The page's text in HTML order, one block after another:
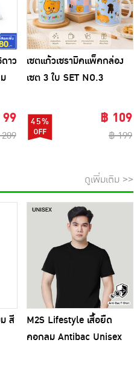
าว
เซตแก้วเซรามิคแพ็คกล่อง
เซต 3 ใบ SET NO.3
45% ฿ 109
฿ 199
ดูเพิ่มเติม >>
สี
M2S Lifestyle เสื้อยืด
คอกลม Antibac Unisex